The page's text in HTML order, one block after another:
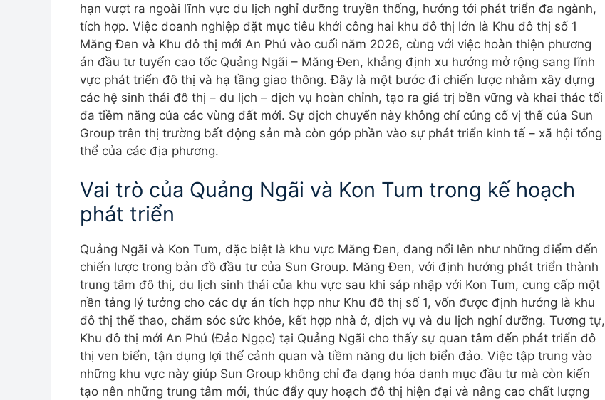
hạn vượt ra ngoài lĩnh vực du lịch nghỉ dưỡng truyền thống, hướng tới phát triển đa ngành,
tích hợp. Việc doanh nghiệp đặt mục tiêu khởi công hai khu đô thị lớn là Khu đô thị số 1
Măng Đen và Khu đô thị mới An Phú vào cuối năm 2026, cùng với việc hoàn thiện phương
án đầu tư tuyến cao tốc Quảng Ngãi – Măng Đen, khẳng định xu hướng mở rộng sang lĩnh
vực phát triển đô thị và hạ tầng giao thông. Đây là một bước đi chiến lược nhằm xây dựng
các hệ sinh thái đô thị – du lịch – dịch vụ hoàn chỉnh, tạo ra giá trị bền vững và khai thác tối
đa tiềm năng của các vùng đất mới. Sự dịch chuyển này không chỉ củng cố vị thế của Sun
Group trên thị trường bất động sản mà còn góp phần vào sự phát triển kinh tế – xã hội tổng
thể của các địa phương.
Vai trò của Quảng Ngãi và Kon Tum trong kế hoạch
phát triển
Quảng Ngãi và Kon Tum, đặc biệt là khu vực Măng Đen, đang nổi lên như những điểm đến
chiến lược trong bản đồ đầu tư của Sun Group. Măng Đen, với định hướng phát triển thành
trung tâm đô thị, du lịch sinh thái của khu vực sau khi sáp nhập với Kon Tum, cung cấp một
nền tảng lý tưởng cho các dự án tích hợp như Khu đô thị số 1, vốn được định hướng là khu
đô thị thể thao, chăm sóc sức khỏe, kết hợp nhà ở, dịch vụ và du lịch nghỉ dưỡng. Tương tự,
Khu đô thị mới An Phú (Đảo Ngọc) tại Quảng Ngãi cho thấy sự quan tâm đến phát triển đô
thị ven biển, tận dụng lợi thế cảnh quan và tiềm năng du lịch biển đảo. Việc tập trung vào
những khu vực này giúp Sun Group không chỉ đa dạng hóa danh mục đầu tư mà còn kiến
tạo nên những trung tâm mới, thúc đẩy quy hoạch đô thị hiện đại và nâng cao chất lượng